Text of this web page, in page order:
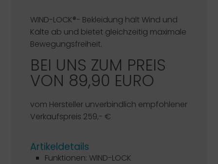
WIND-LOCK®- Bekleidung hält Wind und
Kälte ab und bietet gleichzeitig maximale
Bewegungsfreiheit.
BEI UNS ZUM PREIS
VON 89,90 EURO
vom Hersteller unverbindlich empfohlener
Verkaufspreis 259,- €
Artikeldetails
Funktionen: WIND-LOCK